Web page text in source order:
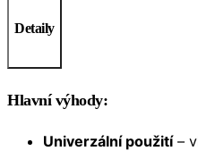
Detaily
Hlavní výhody:
Univerzální použití–